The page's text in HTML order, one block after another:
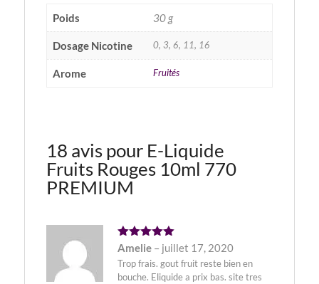
Poids 30 g
Dosage Nicotine 0, 3, 6, 11, 16
Arome Fruités
18 avis pour E-Liquide
Fruits Rouges 10ml 770
PREMIUM
Note5
Amelie – juillet 17, 2020
Trop frais. gout fruit reste bien en
bouche. Eliquide a prix bas. site tres